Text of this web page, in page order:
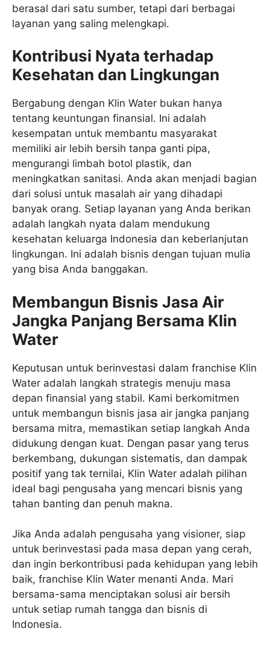
berasal dari satu sumber, tetapi dari berbagai
layanan yang saling melengkapi.
Kontribusi Nyata terhadap
Kesehatan dan Lingkungan
Bergabung dengan Klin Water bukan hanya
tentang keuntungan finansial. Ini adalah
kesempatan untuk membantu masyarakat
memiliki air lebih bersih tanpa ganti pipa,
mengurangi limbah botol plastik, dan
meningkatkan sanitasi. Anda akan menjadi bagian
dari solusi untuk masalah air yang dihadapi
banyak orang. Setiap layanan yang Anda berikan
adalah langkah nyata dalam mendukung
kesehatan keluarga Indonesia dan keberlanjutan
lingkungan. Ini adalah bisnis dengan tujuan mulia
yang bisa Anda banggakan.
Membangun Bisnis Jasa Air
Jangka Panjang Bersama Klin
Water
Keputusan untuk berinvestasi dalam franchise Klin
Water adalah langkah strategis menuju masa
depan finansial yang stabil. Kami berkomitmen
untuk membangun bisnis jasa air jangka panjang
bersama mitra, memastikan setiap langkah Anda
didukung dengan kuat. Dengan pasar yang terus
berkembang, dukungan sistematis, dan dampak
positif yang tak ternilai, Klin Water adalah pilihan
ideal bagi pengusaha yang mencari bisnis yang
tahan banting dan penuh makna.
Jika Anda adalah pengusaha yang visioner, siap
untuk berinvestasi pada masa depan yang cerah,
dan ingin berkontribusi pada kehidupan yang lebih
baik, franchise Klin Water menanti Anda. Mari
bersama-sama menciptakan solusi air bersih
untuk setiap rumah tangga dan bisnis di
Indonesia.